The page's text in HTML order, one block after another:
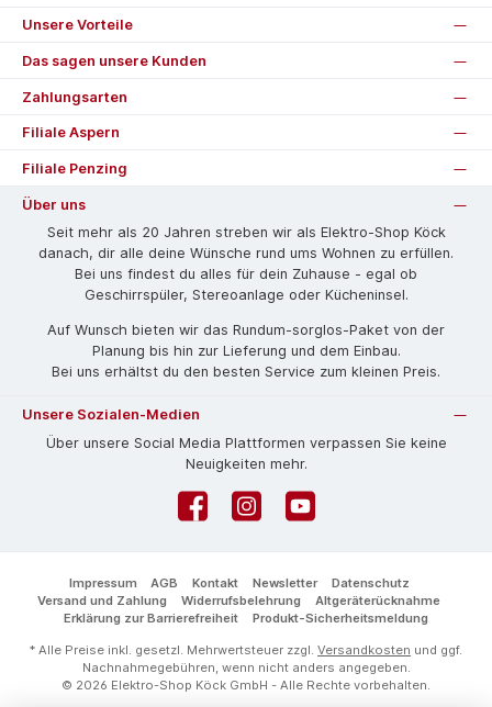
Unsere Vorteile
Das sagen unsere Kunden
Zahlungsarten
Filiale Aspern
Filiale Penzing
Über uns
Seit mehr als 20 Jahren streben wir als Elektro-Shop Köck
danach, dir alle deine Wünsche rund ums Wohnen zu erfüllen.
Bei uns findest du alles für dein Zuhause - egal ob
Geschirrspüler, Stereoanlage oder Kücheninsel.
Auf Wunsch bieten wir das Rund­um-sorg­los-Pa­ket von der
Planung bis hin zur Lieferung und dem Einbau.
Bei uns erhältst du den besten Service zum kleinen Preis.
Unsere Sozialen-Medien
Über unsere Social Media Plattformen verpassen Sie keine
Neuigkeiten mehr.
FacebookInstagramYouTube
Impressum AGB Kontakt Newsletter
Datenschutz
Versand und Zahlung
Widerrufsbelehrung
Altgeräterücknahme
Erklärung zur Barrierefreiheit
Produkt-Sicherheitsmeldung
* Alle Preise inkl. gesetzl. Mehrwertsteuer zzgl. Versandkosten und ggf.
Nachnahmegebühren, wenn nicht anders angegeben.
© 2026 Elektro-Shop Köck GmbH - Alle Rechte vorbehalten.